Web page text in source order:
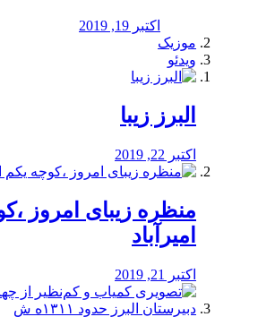
اکتبر 19, 2019
موزیک
ویدئو
البرز زیبا
اکتبر 22, 2019
منظره‌‌ زیبای امروز
امیرآباد
اکتبر 21, 2019